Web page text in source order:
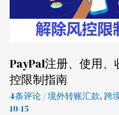
PayPal注册、使用
控限制指南
4条评论 /境外转账汇款, 跨
10-15
风
控
限
制